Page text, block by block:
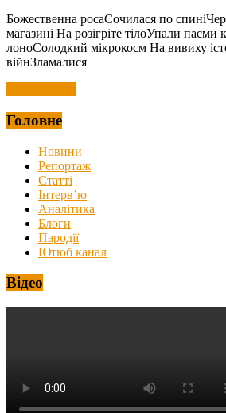
Божественна росаСочилася по
магазині На розігріте тілоУпали пасми
лоноСолодкий мікрокосм На вивиху
війнЗламалися
Головне
Новини
Репортаж
Статті
Інтерв’ю
Аналітика
Блоги
Пародії
Ютюб канал
Відео